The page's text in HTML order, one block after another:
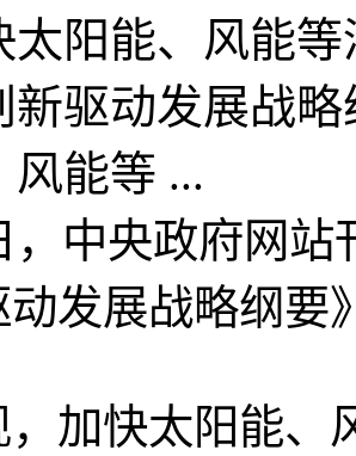
太阳能、风能
新驱动发展
风能等 ...
央政府网站
动发展战略纲要
加快太阳能、